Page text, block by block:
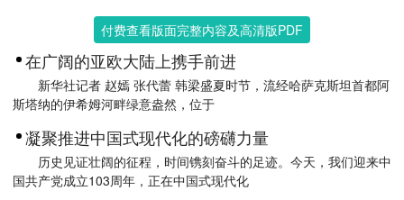
付费查看版面完整内容及高清版PDF
在广阔的亚欧大陆上携手前进
新华社记者 赵嫣 张代蕾 韩梁盛夏时节，流经哈萨克斯坦首都阿
斯塔纳的伊希姆河畔绿意盎然，位于
凝聚推进中国式现代化的磅礴力量
历史见证壮阔的征程，时间镌刻奋斗的足迹。今天，我们迎来中
国共产党成立103周年，正在中国式现代化